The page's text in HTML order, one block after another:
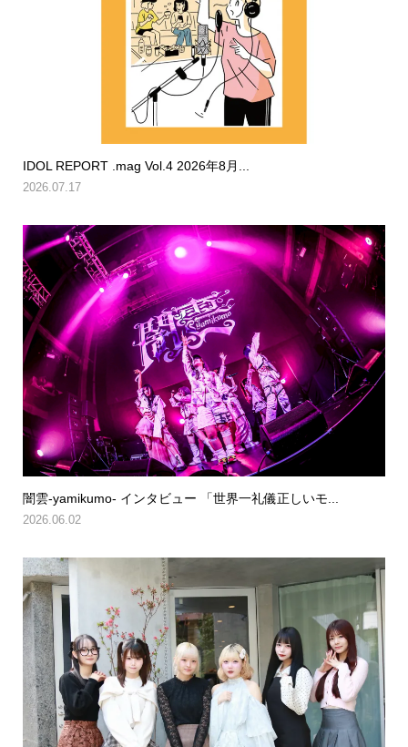
IDOL REPORT .mag Vol.4 2026年8月...
2026.07.17
闇雲-yamikumo- インタビュー 「世界一礼儀正しいモ...
2026.06.02